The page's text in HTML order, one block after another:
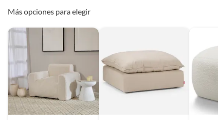
Más opciones para elegir